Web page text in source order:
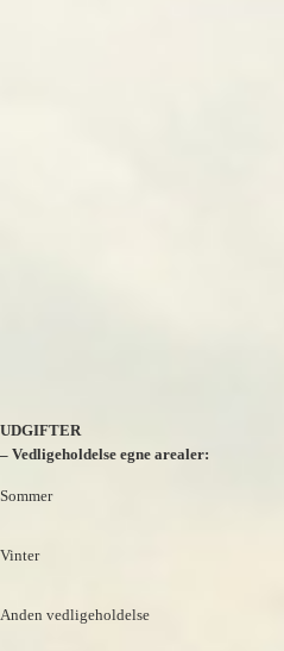
UDGIFTER
– Vedligeholdelse egne arealer:
Sommer
Vinter
Anden vedligeholdelse